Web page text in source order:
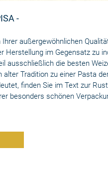
-
außergewöhnlichen
Herstellung im Gegensatz zu
ausschließlich die besten
Tradition zu einer Pasta
finden Sie im Text zur
besonders schönen